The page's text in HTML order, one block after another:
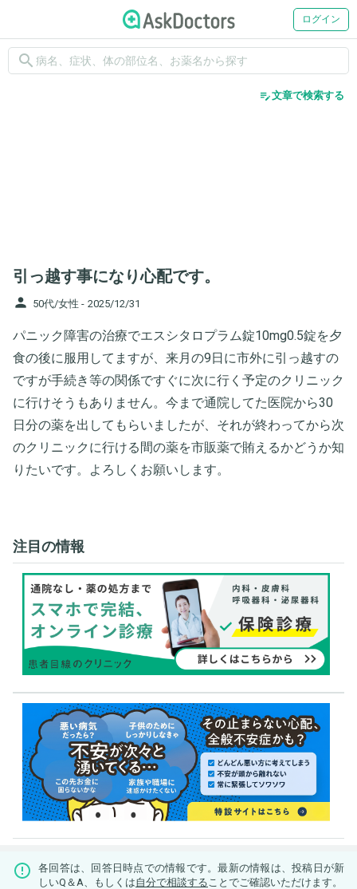
ログイン
search
edit_note文章で検索する
引っ越す事になり心配です。
person 50代/女性 - 2025/12/31
パニック障害の治療でエスシタロプラム錠10mg0.5錠を夕
食の後に服用してますが、来月の9日に市外に引っ越すの
ですが手続き等の関係ですぐに次に行く予定のクリニック
に行けそうもありません。今まで通院してた医院から30
日分の薬を出してもらいましたが、それが終わってから次
のクリニックに行ける間の薬を市販薬で賄えるかどうか知
りたいです。よろしくお願いします。
注目の情報
各回答は、回答日時点での情報です。最新の情報は、投稿日が新
しいQ＆A、もしくは自分で相談する ことでご確認いただけます。